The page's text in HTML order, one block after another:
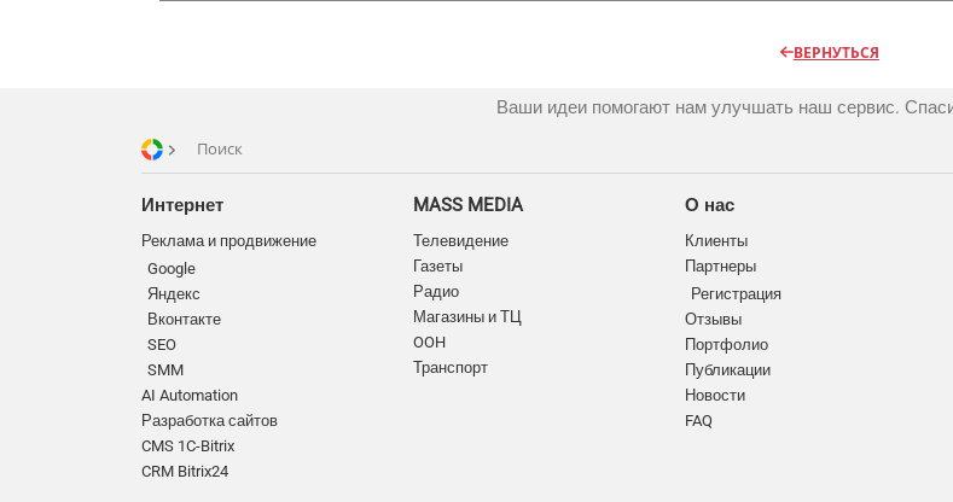
ВЕРНУТЬСЯ
Ваши идеи помогают нам улучшать наш сервис.
Поиск
Интернет
Реклама и продвижение
Google
Яндекс
Вконтакте
SEO
SMM
AI Automation
Разработка сайтов
CMS 1C-Bitrix
CRM Bitrix24
MASS MEDIA
Телевидение
Газеты
Радио
Магазины и ТЦ
OOH
Транспорт
О нас
Клиенты
Партнеры
Регистрация
Отзывы
Портфолио
Публикации
Новости
FAQ